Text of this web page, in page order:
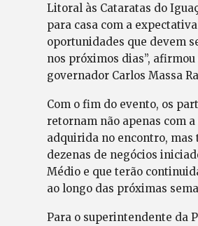
Litoral às Cataratas do
para casa com a
oportunidades que devem
nos próximos dias”, afirmou
governador Carlos Massa
Com o fim do evento, os
retornam não apenas com
adquirida no encontro, mas
dezenas de negócios
Médio e que terão
ao longo das próximas
Para o superintendente da